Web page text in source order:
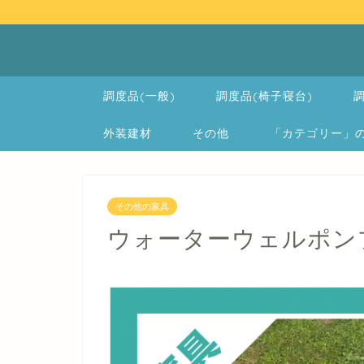
調度品(一般) 調度品(椅子寝台)
外装建材 その他 「カテゴリー
その他の家具
ウォーターウェルポ